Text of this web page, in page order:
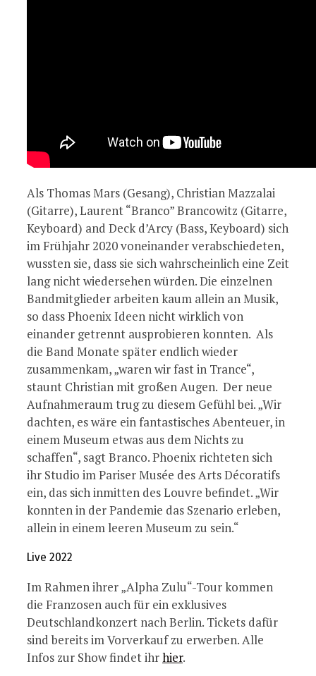
Als Thomas Mars (Gesang), Christian Mazzalai
(Gitarre), Laurent “Branco” Brancowitz (Gitarre,
Keyboard) and Deck d’Arcy (Bass, Keyboard) sich
im Frühjahr 2020 voneinander verabschiedeten,
wussten sie, dass sie sich wahrscheinlich eine Zeit
lang nicht wiedersehen würden. Die einzelnen
Bandmitglieder arbeiten kaum allein an Musik,
so dass Phoenix Ideen nicht wirklich von
einander getrennt ausprobieren konnten. Als
die Band Monate später endlich wieder
zusammenkam, „waren wir fast in Trance“,
staunt Christian mit großen Augen. Der neue
Aufnahmeraum trug zu diesem Gefühl bei. „Wir
dachten, es wäre ein fantastisches Abenteuer, in
einem Museum etwas aus dem Nichts zu
schaffen“, sagt Branco. Phoenix richteten sich
ihr Studio im Pariser Musée des Arts Décoratifs
ein, das sich inmitten des Louvre befindet. „Wir
konnten in der Pandemie das Szenario erleben,
allein in einem leeren Museum zu sein.“
Live 2022
Im Rahmen ihrer „Alpha Zulu“-Tour kommen
die Franzosen auch für ein exklusives
Deutschlandkonzert nach Berlin. Tickets dafür
sind bereits im Vorverkauf zu erwerben. Alle
Infos zur Show findet ihrhier.